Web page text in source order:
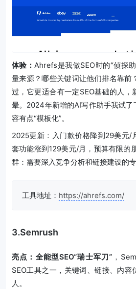
体验：Ahrefs是我做SEO时的“侦探
量来源？哪些关键词让他们排名靠前
过，它更适合有一定SEO基础的人，
晕。2024年新增的AI写作助手我试了
容有点“模板化”。
2025更新：入门款价格降到29美元/
套功能涨到129美元/月，预算有限的
群：需要深入竞争分析和链接建设的专
工具地址： https://ahrefs.com/
3.Semrush
亮点：全能型SEO“瑞士军刀” ，
SEO工具之一，关键词、链接、内容
人。